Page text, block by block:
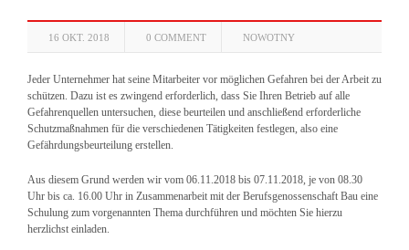
16 OKT. 2018 0 COMMENT NOWOTNY
Jeder Unternehmer hat seine Mitarbeiter vor möglichen Gefahren bei der Arbeit zu
schützen. Dazu ist es zwingend erforderlich, dass Sie Ihren Betrieb auf alle
Gefahrenquellen untersuchen, diese beurteilen und anschließend erforderliche
Schutzmaßnahmen für die verschiedenen Tätigkeiten festlegen, also eine
Gefährdungsbeurteilung erstellen.
Aus diesem Grund werden wir vom 06.11.2018 bis 07.11.2018, je von 08.30
Uhr bis ca. 16.00 Uhr in Zusammenarbeit mit der Berufsgenossenschaft Bau eine
Schulung zum vorgenannten Thema durchführen und möchten Sie hierzu
herzlichst einladen.